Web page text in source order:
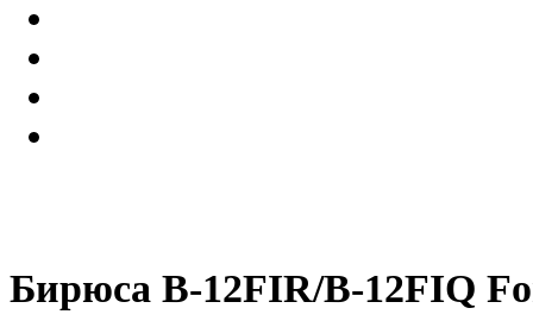
Бирюса B-12FIR/B-12FIQ